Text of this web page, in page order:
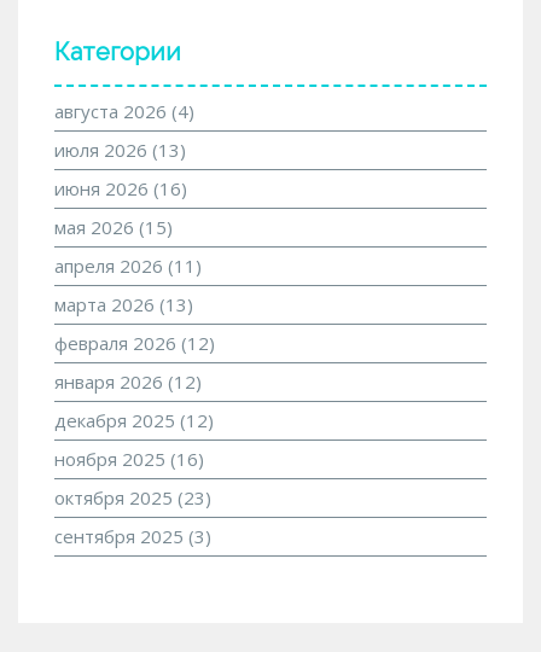
Категории
августа 2026 (4)
июля 2026 (13)
июня 2026 (16)
мая 2026 (15)
апреля 2026 (11)
марта 2026 (13)
февраля 2026 (12)
января 2026 (12)
декабря 2025 (12)
ноября 2025 (16)
октября 2025 (23)
сентября 2025 (3)